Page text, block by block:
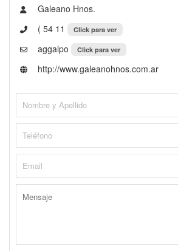
Galeano Hnos.
( 54 11
Click para ver
aggalpo Click para ver
http://www.galeanohnos.com.ar